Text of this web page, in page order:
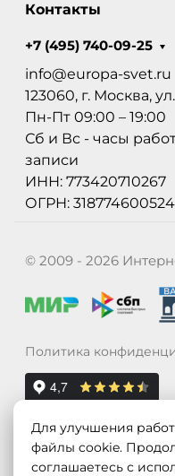
Контакты
+7 (495) 740-09-25
info@europa-svet.ru
123060, г. Москва,
Пн-Пт 09:00 – 19:00
Сб и Вс - часы
записи
ИНН: 773420710267
ОГРН:
© 2009 - 2026
Политика
Для улучшения
файлы cookie.
соглашаетесь с